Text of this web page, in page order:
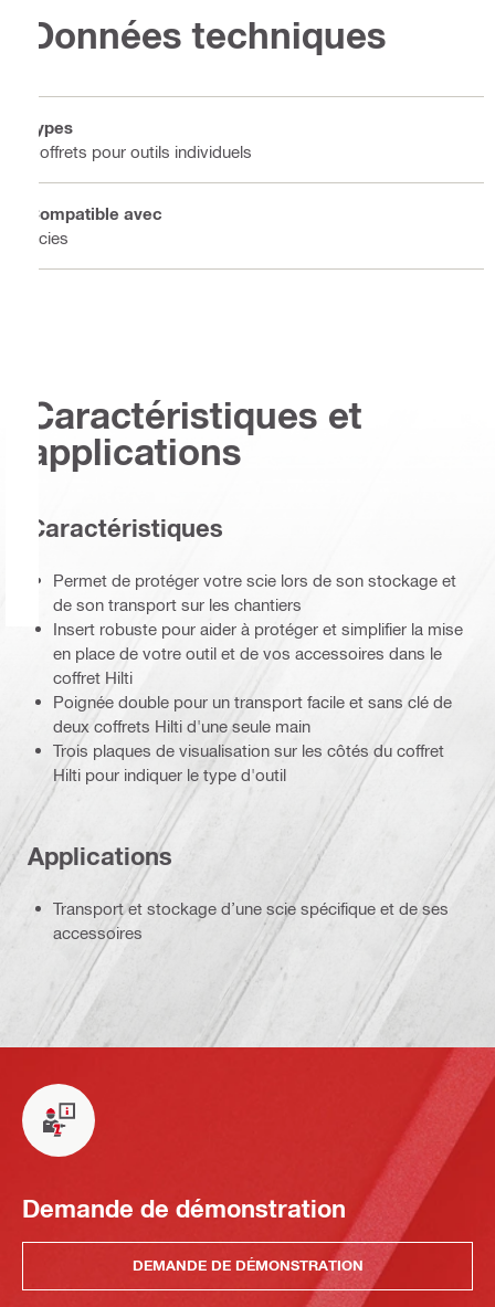
Données techniques
Types
Coffrets pour outils individuels
Compatible avec
Scies
Caractéristiques et
applications
Caractéristiques
Permet de protéger votre scie lors de son stockage et
de son transport sur les chantiers
Insert robuste pour aider à protéger et simplifier la mise
en place de votre outil et de vos accessoires dans le
coffret Hilti
Poignée double pour un transport facile et sans clé de
deux coffrets Hilti d'une seule main
Trois plaques de visualisation sur les côtés du coffret
Hilti pour indiquer le type d'outil
Applications
Transport et stockage d’une scie spécifique et de ses
accessoires
Demande de démonstration
DEMANDE DE DÉMONSTRATION